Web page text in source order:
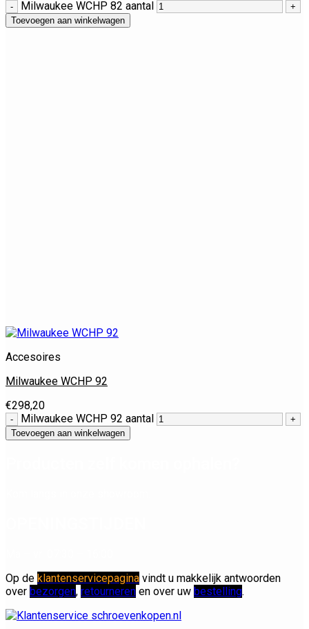
Milwaukee WCHP 82 aantal
Toevoegen aan winkelwagen
Accesoires
Milwaukee WCHP 92
€298,20
Milwaukee WCHP 92 aantal
Toevoegen aan winkelwagen
Op de klantenservicepagina vindt u makkelijk antwoorden
over bezorgen, retourneren en over uw bestelling.